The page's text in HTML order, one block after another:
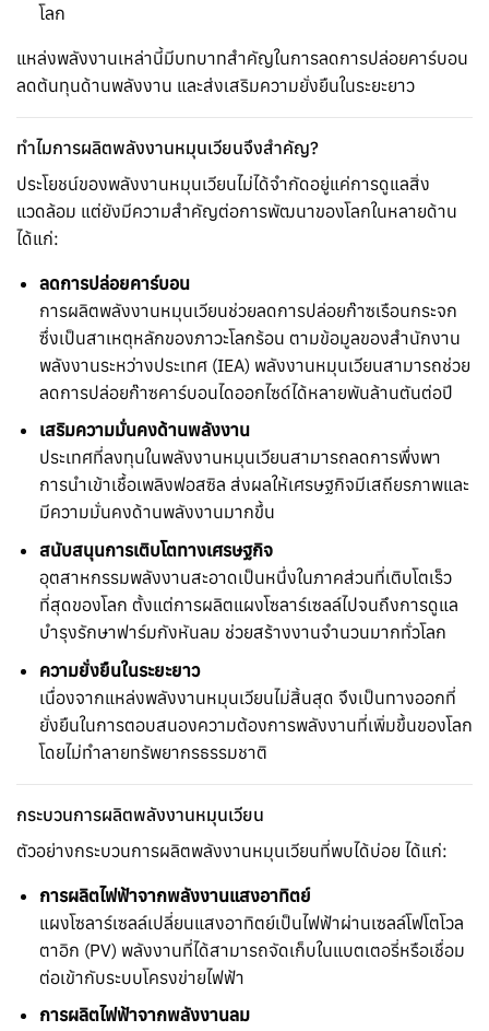
โลก
แหล่งพลังงานเหล่านี้มีบทบาทสำคัญในการลดการปล่อยคาร์บอน
ลดต้นทุนด้านพลังงาน และส่งเสริมความยั่งยืนในระยะยาว
ทำไมการผลิตพลังงานหมุนเวียนจึงสำคัญ?
ประโยชน์ของพลังงานหมุนเวียนไม่ได้จำกัดอยู่แค่การดูแลสิ่ง
แวดล้อม แต่ยังมีความสำคัญต่อการพัฒนาของโลกในหลายด้าน
ได้แก่:
ลดการปล่อยคาร์บอน
การผลิตพลังงานหมุนเวียนช่วยลดการปล่อยก๊าซเรือนกระจก
ซึ่งเป็นสาเหตุหลักของภาวะโลกร้อน ตามข้อมูลของสำนักงาน
พลังงานระหว่างประเทศ (IEA) พลังงานหมุนเวียนสามารถช่วย
ลดการปล่อยก๊าซคาร์บอนไดออกไซด์ได้หลายพันล้านตันต่อปี
เสริมความมั่นคงด้านพลังงาน
ประเทศที่ลงทุนในพลังงานหมุนเวียนสามารถลดการพึ่งพา
การนำเข้าเชื้อเพลิงฟอสซิล ส่งผลให้เศรษฐกิจมีเสถียรภาพและ
มีความมั่นคงด้านพลังงานมากขึ้น
สนับสนุนการเติบโตทางเศรษฐกิจ
อุตสาหกรรมพลังงานสะอาดเป็นหนึ่งในภาคส่วนที่เติบโตเร็ว
ที่สุดของโลก ตั้งแต่การผลิตแผงโซลาร์เซลล์ไปจนถึงการดูแล
บำรุงรักษาฟาร์มกังหันลม ช่วยสร้างงานจำนวนมากทั่วโลก
ความยั่งยืนในระยะยาว
เนื่องจากแหล่งพลังงานหมุนเวียนไม่สิ้นสุด จึงเป็นทางออกที่
ยั่งยืนในการตอบสนองความต้องการพลังงานที่เพิ่มขึ้นของโลก
โดยไม่ทำลายทรัพยากรธรรมชาติ
กระบวนการผลิตพลังงานหมุนเวียน
ตัวอย่างกระบวนการผลิตพลังงานหมุนเวียนที่พบได้บ่อย ได้แก่:
การผลิตไฟฟ้าจากพลังงานแสงอาทิตย์
แผงโซลาร์เซลล์เปลี่ยนแสงอาทิตย์เป็นไฟฟ้าผ่านเซลล์โฟโตโวล
ตาอิก (PV) พลังงานที่ได้สามารถจัดเก็บในแบตเตอรี่หรือเชื่อม
ต่อเข้ากับระบบโครงข่ายไฟฟ้า
การผลิตไฟฟ้าจากพลังงานลม